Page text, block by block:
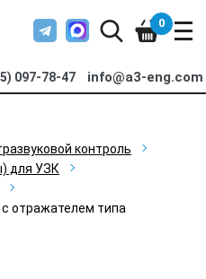
097-78-47 info@a3-eng.com
0
контроль
для УЗК
отражателем типа